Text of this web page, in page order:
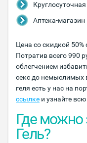
Аптека-
Цена со скидкой
Потратив всего 990
облегчением
секс до немыслимых
геля есть у нас на
ссылке и узнайте
Где можно
Гель?